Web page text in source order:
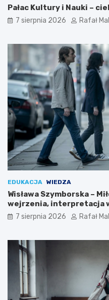
Pałac Kultury i Nauki –
7 sierpnia 2026 Rafał
EDUKACJA WIEDZA
Wisława Szymborska –
wejrzenia, interpretacja
7 sierpnia 2026 Rafał